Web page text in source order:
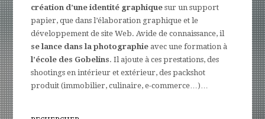
création d’une identité graphique sur un support
papier, que dans l’élaboration graphique et le
développement de site Web. Avide de connaissance, il
se lance dans la photographie avec une formation à
l’école des Gobelins. Il ajoute à ces prestations, des
shootings en intérieur et extérieur, des packshot
produit (immobilier, culinaire, e-commerce…)…